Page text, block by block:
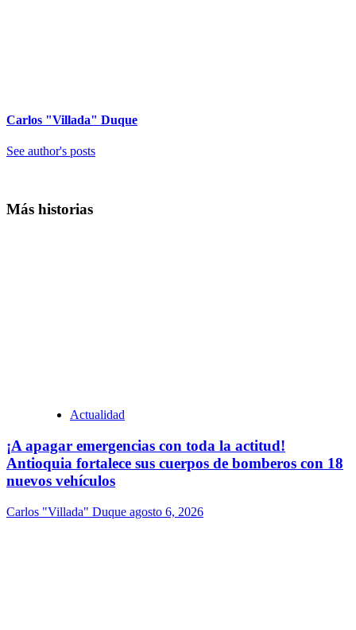
Carlos "Villada" Duque
See author's posts
Más historias
Actualidad
¡A apagar emergencias con toda la actitud!
Antioquia fortalece sus cuerpos de bomberos con 18
nuevos vehículos
Carlos "Villada" Duque agosto 6, 2026